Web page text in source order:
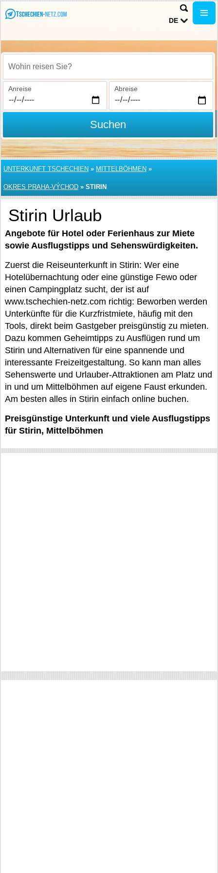
DE
Wohin reisen Sie?
Anreise Abreise
Suchen
UNTERKUNFT TSCHECHIEN » MITTELBÖHMEN »
OKRES PRAHA-VÝCHOD » STIRIN
Stirin Urlaub
Angebote für Hotel oder Ferienhaus zur Miete
sowie Ausflugstipps und Sehenswürdigkeiten.
Zuerst die Reiseunterkunft in Stirin: Wer eine
Hotelübernachtung oder eine günstige Fewo oder
einen Campingplatz sucht, der ist auf
www.tschechien-netz.com richtig: Beworben werden
Unterkünfte für die Kurzfristmiete, häufig mit den
Tools, direkt beim Gastgeber preisgünstig zu mieten.
Dazu kommen Geheimtipps zu Ausflügen rund um
Stirin und Alternativen für eine spannende und
interessante Freizeitgestaltung. So kann man alles
Sehenswerte und Urlauber-Attraktionen am Platz und
in und um Mittelböhmen auf eigene Faust erkunden.
Am besten alles in Stirin einfach online buchen.
Preisgünstige Unterkunft und viele Ausflugstipps
für Stirin, Mittelböhmen